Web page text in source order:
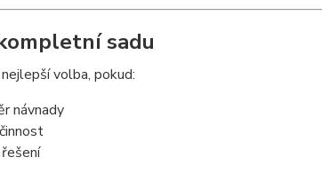
sadu
volba, pokud:
návnady